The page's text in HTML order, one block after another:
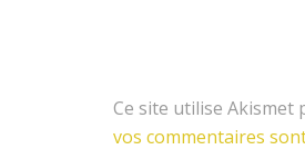
Ce site utilise Akismet
vos commentaires